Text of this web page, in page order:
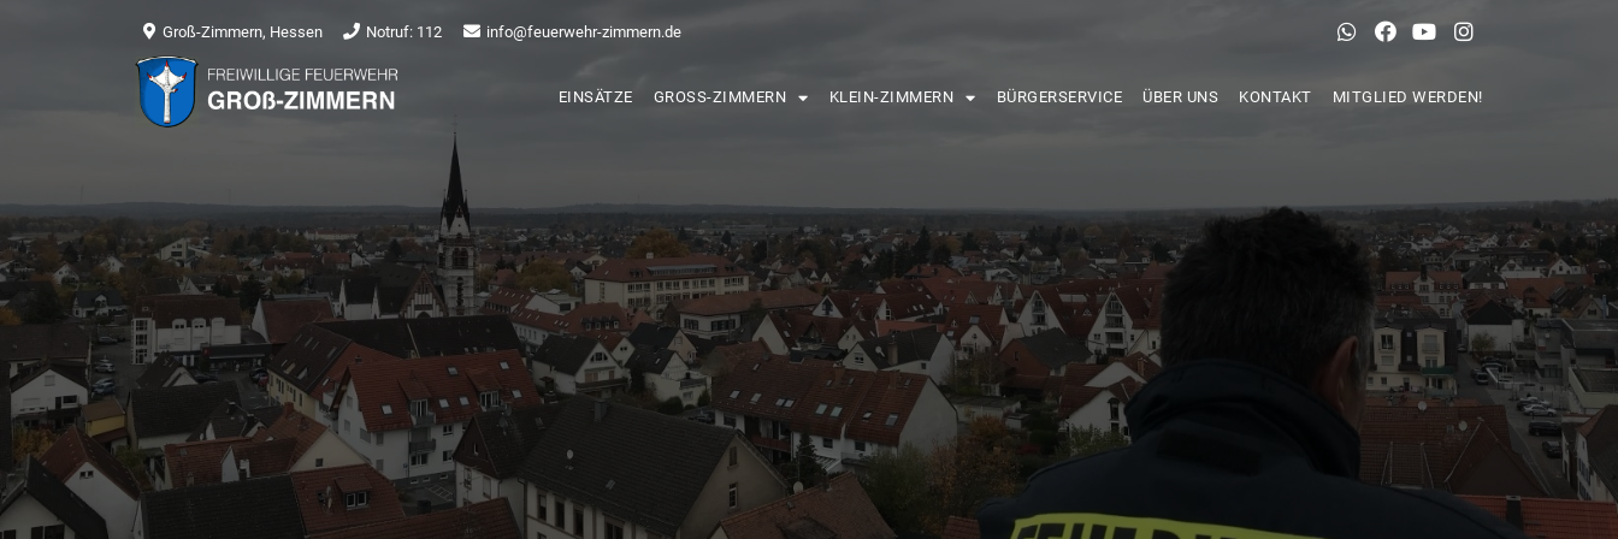
Groß-Zimmern, Hessen Notruf: 112 info@feuerwehr-zimmern.de
EINSÄTZE GROSS-ZIMMERN KLEIN-ZIMMERN BÜRGERSERVICE ÜBER UNS KONTAKT MITGLIED WERDEN!